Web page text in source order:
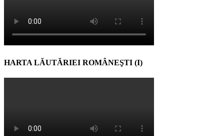
HARTA LĂUTĂRIEI ROMÂNEŞTI (I)